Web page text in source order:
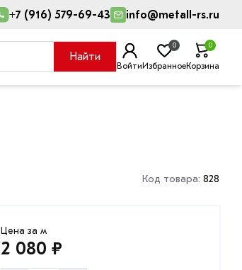
+7 (916) 579-69-43 info@metall-rs.ru
Найти
ВойтиИзбранное
0
Корзина
0
Код товара: 828
Цена за м
2 080 ₽